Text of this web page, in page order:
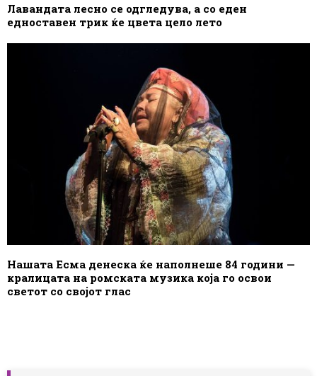
Лавандата лесно се одгледува, а со еден
едноставен трик ќе цвета цело лето
Нашата Есма денеска ќе наполнеше 84 години —
кралицата на ромската музика која го освои
светот со својот глас